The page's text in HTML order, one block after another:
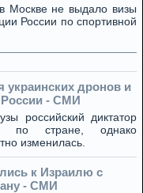
Москве не выдало визы
России по спортивной
украинских дронов и
России - СМИ
российский диктатор
по стране, однако
изменилась.
к Израилю с
- СМИ